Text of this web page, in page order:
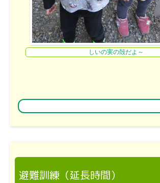
しいの実の殻だよ～
避難訓練（延長時間）